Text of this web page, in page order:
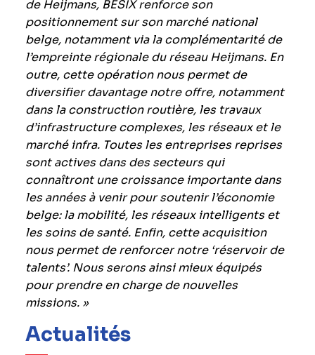
de Heijmans, BESIX renforce son
positionnement sur son marché national
belge, notamment via la complémentarité de
l’empreinte régionale du réseau Heijmans. En
outre, cette opération nous permet de
diversifier davantage notre offre, notamment
dans la construction routière, les travaux
d’infrastructure complexes, les réseaux et le
marché infra. Toutes les entreprises reprises
sont actives dans des secteurs qui
connaîtront une croissance importante dans
les années à venir pour soutenir l’économie
belge: la mobilité, les réseaux intelligents et
les soins de santé. Enfin, cette acquisition
nous permet de renforcer notre ‘réservoir de
talents’. Nous serons ainsi mieux équipés
pour prendre en charge de nouvelles
missions. »
Actualités